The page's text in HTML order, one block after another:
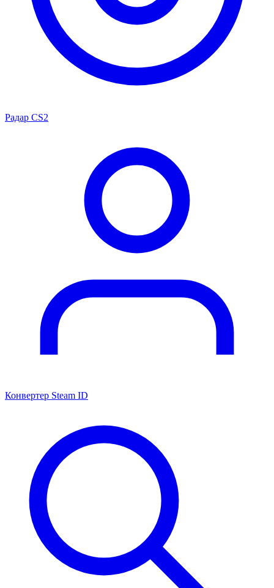
Радар CS2
Конвертер Steam ID